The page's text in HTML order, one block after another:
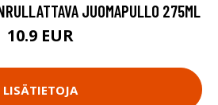
JUOMAPULLO 275ML
10.9 EUR
LISÄTIETOJA